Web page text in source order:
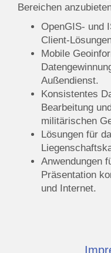
Bereichen
OpenGIS- und
Client-
Mobile
Außendienst.
Konsistentes
Bearbeitung
militärischen
Lösungen für
Anwendungen
Präsentation
und Internet.